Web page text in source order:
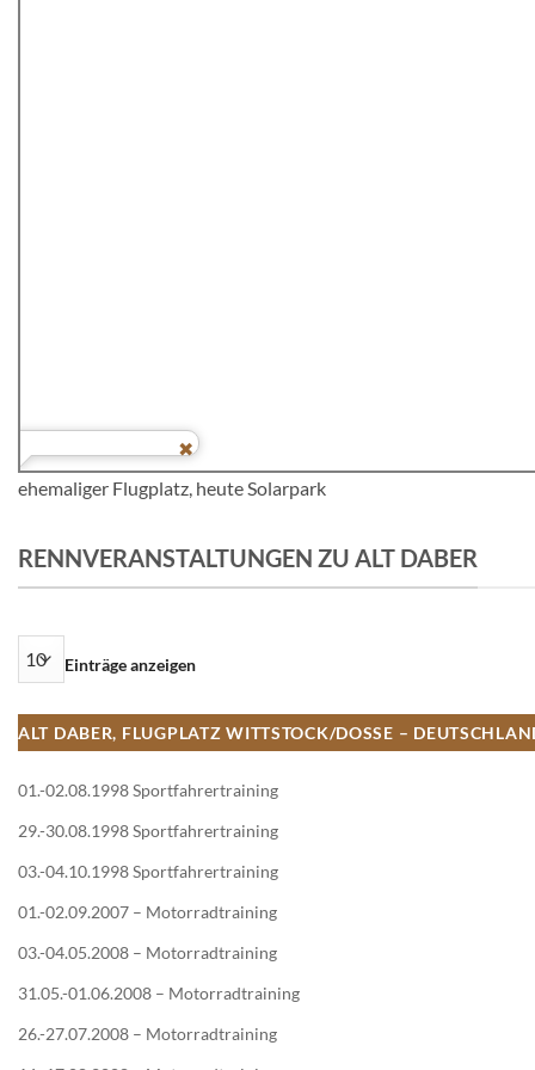
ehemaliger Flugplatz, heute Solarpark
RENNVERANSTALTUNGEN ZU ALT DABER
Einträge anzeigen
ALT DABER, FLUGPLATZ WITTSTOCK/DOSSE –
01.-02.08.1998 Sportfahrertraining
29.-30.08.1998 Sportfahrertraining
03.-04.10.1998 Sportfahrertraining
01.-02.09.2007 – Motorradtraining
03.-04.05.2008 – Motorradtraining
31.05.-01.06.2008 – Motorradtraining
26.-27.07.2008 – Motorradtraining